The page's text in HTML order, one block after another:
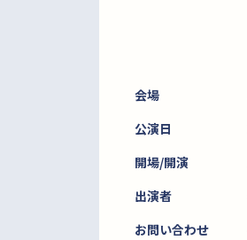
会場
公演日
開場/開演
出演者
お問い合わせ